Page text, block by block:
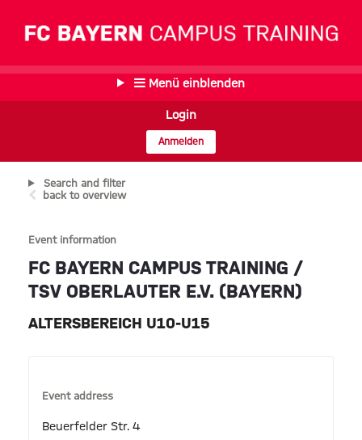
Menü einblenden
Login
Anmelden
Search and filter
back to overview
Event information
FC BAYERN CAMPUS TRAINING /
TSV OBERLAUTER E.V. (BAYERN)
ALTERSBEREICH U10-U15
Event address
Beuerfelder Str. 4